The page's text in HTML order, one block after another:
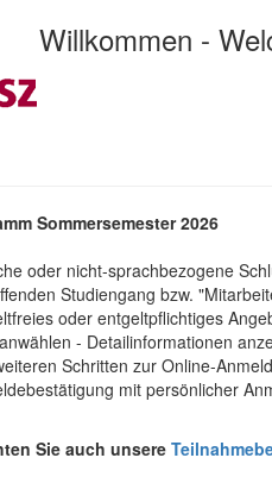
Willkommen -
Sommersemester 2026
oder nicht-sprachbezogene
Studiengang bzw.
oder entgeltpflichtiges
- Detailinformationen
Schritten zur Online-
mit persönlicher
Sie auch unsere